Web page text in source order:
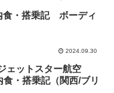
食・搭乗記 ボーディ
2024.09.30
ェットスター航空
食・搭乗記（関西/ブリ